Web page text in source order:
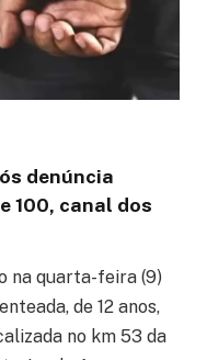
denúncia
100, canal dos
na quarta-feira (9)
de 12 anos,
no km 53 da